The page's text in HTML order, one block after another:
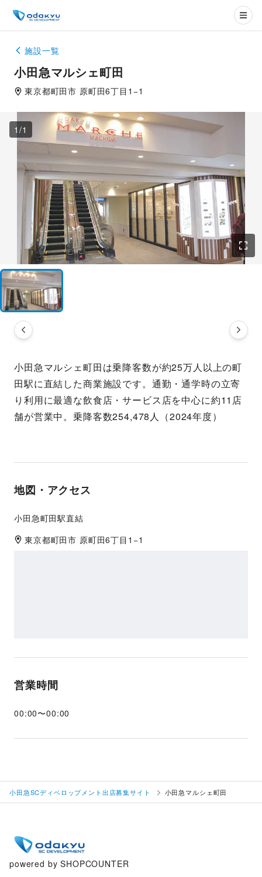
施設一覧
小田急マルシェ町田
東京都町田市 原町田6丁目1−1
1 /1
小田急マルシェ町田は乗降客数が約25万人以上の町
田駅に直結した商業施設です。通勤・通学時の立寄
り利用に最適な飲食店・サービス店を中心に約11店
舗が営業中。乗降客数254,478人（2024年度）
地図・アクセス
小田急町田駅直結
東京都町田市 原町田6丁目1−1
営業時間
00:00〜00:00
小田急SCディベロップメント出店募集サイト 小田急マルシェ町田
powered by SHOPCOUNTER